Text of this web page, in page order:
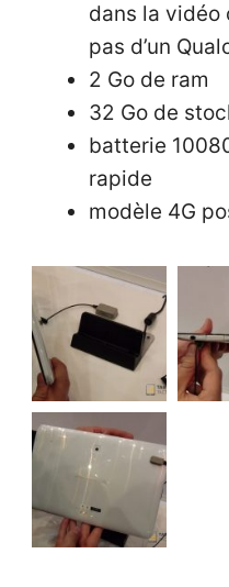
dans la vidéo
pas d’un
2 Go de ram
32 Go de
batterie
rapide
modèle 4G